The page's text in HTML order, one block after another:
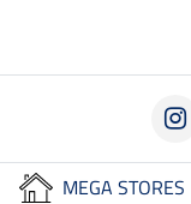
MEGA STORES